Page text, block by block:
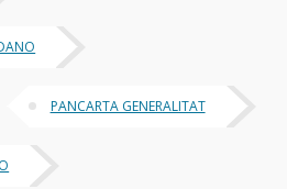
PANCARTA GENERALITAT